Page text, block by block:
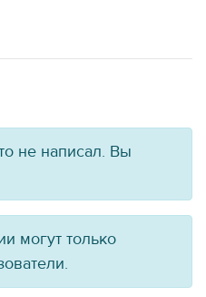
не написал. Вы
могут только